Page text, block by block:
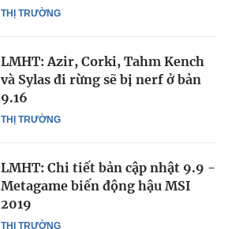
THỊ TRƯỜNG
THỊ TRƯỜNG
LMHT: Azir, Corki, Tahm Kench
và Sylas đi rừng sẽ bị nerf ở bản
9.16
THỊ TRƯỜNG
LMHT: Chi tiết bản cập nhật 9.9 -
Metagame biến động hậu MSI
2019